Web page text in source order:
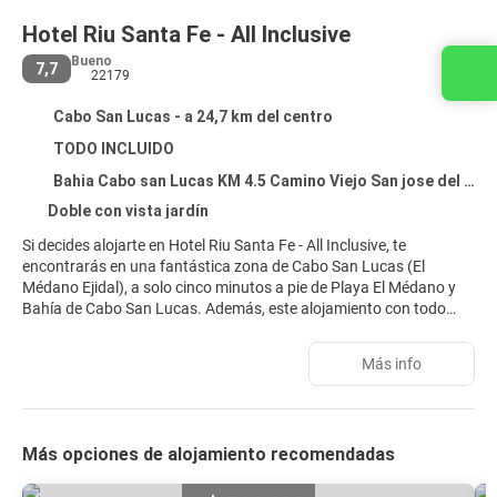
Hotel Riu Santa Fe - All Inclusive
7,7
Bueno
22179
Cabo San Lucas - a 24,7 km del centro
TODO INCLUIDO
Bahia Cabo san Lucas KM 4.5 Camino Viejo San jose del Cabo, Cabo San Lucas 23410
Doble con vista jardín
Si decides alojarte en Hotel Riu Santa Fe - All Inclusive, te
encontrarás en una fantástica zona de Cabo San Lucas (El
Médano Ejidal), a solo cinco minutos a pie de Playa El Médano y
Bahía de Cabo San Lucas. Además, este alojamiento con todo
Relájate en el spa completo, que ofrece masajes, tratamientos
corporales y tratamientos faciales. La diversión está asegurada
discoteca y un parque acuático de acceso gratuito. Encontrarás
Más info
Más opciones de alojamiento recomendadas